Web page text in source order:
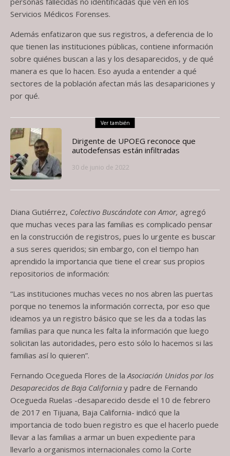
Servicios Médicos Forenses.
Además enfatizaron que sus registros, a deferencia de lo
que tienen las instituciones públicas, contiene información
sobre quiénes buscan a las y los desaparecidos, y de qué
manera es que lo hacen. Eso ayuda a entender a qué
sectores de la población afectan más las desapariciones y
por qué.
Ver también
Dirigente de UPOEG reconoce que
autodefensas están infiltradas
30 de junio de 2022
Diana Gutiérrez, Colectivo Buscándote con Amor, agregó
que muchas veces para las familias es complicado pensar
en la construcción de registros, pues lo urgente es buscar
a sus seres queridos; sin embargo, con el tiempo han
aprendido la importancia que tiene el crear sus propios
repositorios de información:
“Las instituciones muchas veces no nos abren las puertas
porque no tenemos la información correcta, por eso que
ideamos ya un registro básico que se les da a todas las
familias para que nunca les falta la información que luego
solicitan las autoridades, pero esto sólo lo hacemos si las
familias así lo quieren”.
Fernando Ocegueda Flores de laAsociación Unidos por los
Desaparecidos de Baja California y padre de Fernando
Ocegueda Ruelas -desaparecido desde el 10 de febrero
de 2017 en Tijuana, Baja California- indicó que la
importancia de todo buen registro es que el hacerlo puede
llevar a las familias a armar un buen expediente para
llevarlo a organismos internacionales como la Corte